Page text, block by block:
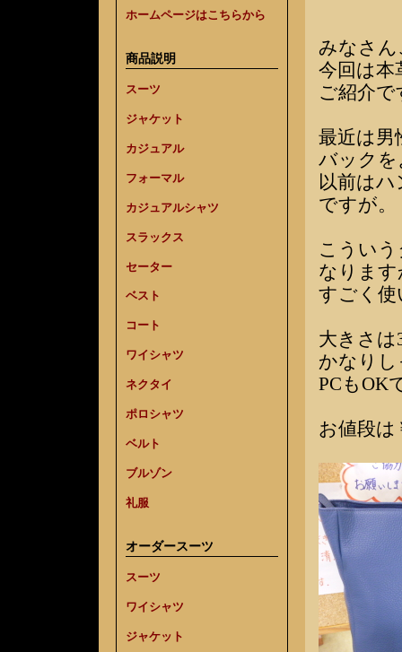
ホームページはこちらから
商品説明
スーツ
ジャケット
カジュアル
フォーマル
カジュアルシャツ
スラックス
セーター
ベスト
コート
ワイシャツ
ネクタイ
ポロシャツ
ベルト
ブルゾン
礼服
オーダースーツ
スーツ
ワイシャツ
ジャケット
みなさ
今回は本
ご紹介で
最近は男
バック
以前は
ですが。
こうい
なりま
すごく使
大きさは
かなり
PCもOK
お値段は